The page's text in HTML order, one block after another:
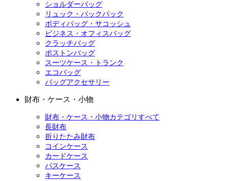
ショルダーバッグ
リュック・バックパック
ボディバッグ・サコッシュ
ビジネス・オフィスバッグ
クラッチバッグ
ボストンバッグ
スーツケース・トランク
エコバッグ
バッグアクセサリー
財布・ケース・小物
財布・ケース・小物カテゴリすべて
長財布
折りたたみ財布
コインケース
カードケース
パスケース
キーケース